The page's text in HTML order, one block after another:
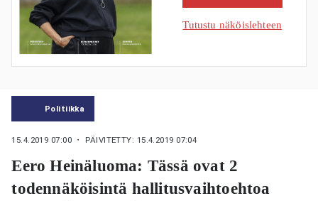
Tutustu näköislehteen
Politiikka
15.4.2019 07:00 ・ PÄIVITETTY: 15.4.2019 07:04
Eero Heinäluoma: Tässä ovat 2
todennäköisintä hallitusvaihtoehtoa